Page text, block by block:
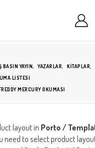
BASIN YAYIN YAZARLAR KİTAPLAR
LISTESI
MERCURY OKUMASI
layout in Porto /
need to select product